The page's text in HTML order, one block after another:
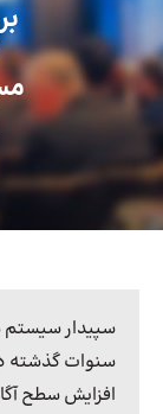
سپیدار سیستم
سنوات گذشته
افزایش سطح